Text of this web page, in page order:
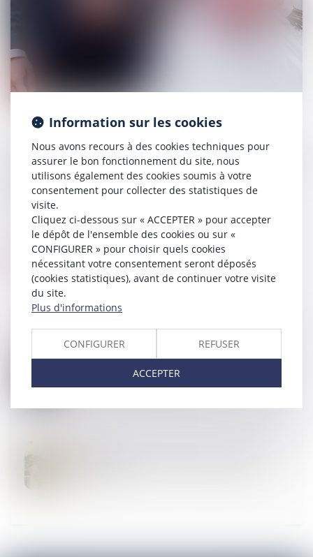
Source :www.efl.fr
La règle selon laquelle la détermination de la loi applicable au
régime matrimonial doit être faite en considération de la fixation du
premier domicile conjugal ne constitue qu'une présomption simple
qui peut être détruite par tout autre élément de preuve
pertinent...
Régime matrimonial : présomption simple pour la loi
du premier domicile conjugal
01NOV.
Information sur les cookies
Nous avons recours à des cookies techniques pour
assurer le bon fonctionnement du site, nous
utilisons également des cookies soumis à votre
consentement pour collecter des statistiques de
visite.
Cliquez ci-dessous sur « ACCEPTER » pour accepter
le dépôt de l'ensemble des cookies ou sur «
CONFIGURER » pour choisir quels cookies
nécessitant votre consentement seront déposés
(cookies statistiques), avant de continuer votre visite
du site.
Plus d'informations
CONFIGURER REFUSER
ACCEPTER